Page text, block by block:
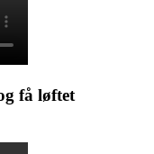
få løftet